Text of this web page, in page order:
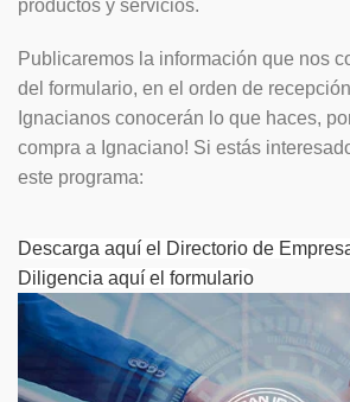
productos y servicios.
Publicaremos la información que nos
del formulario, en el orden de
Ignacianos conocerán lo que haces,
compra a Ignaciano! Si estás
este programa:
Descarga aquí el Directorio de
Diligencia aquí el formulario